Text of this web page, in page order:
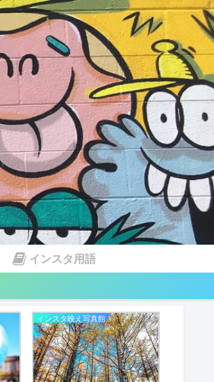
インスタ用語
インスタ映え写真館